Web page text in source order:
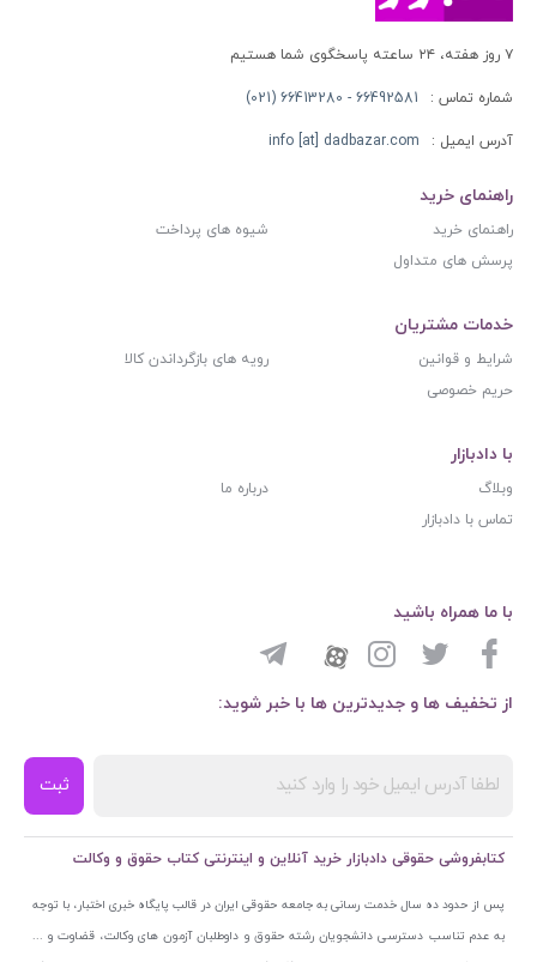
۷ روز هفته، ۲۴ ساعته پاسخگوی شما هستیم
شماره تماس : 66492581 - 66413280 (021)
آدرس ایمیل : info [at] dadbazar.com
راهنمای خرید
راهنمای خرید
شیوه های پرداخت
پرسش های متداول
خدمات مشتریان
شرایط و قوانین
رویه های بازگرداندن کالا
حریم خصوصی
با دادبازار
وبلاگ
درباره ما
تماس با دادبازار
از تخفیف ها و جدیدترین ها با خبر شوید:
ثبت
با ما همراه باشید
کتابفروشی حقوقی دادبازار خرید آنلاین و اینترنتی کتاب حقوق و وکالت
پس از حدود ده سال خدمت رسانی به جامعه حقوقی ایران در قالب پایگاه خبری اختبار، با توجه
به عدم تناسب دسترسی دانشجویان رشته حقوق و داوطلبان آزمون های وکالت، قضاوت و ...